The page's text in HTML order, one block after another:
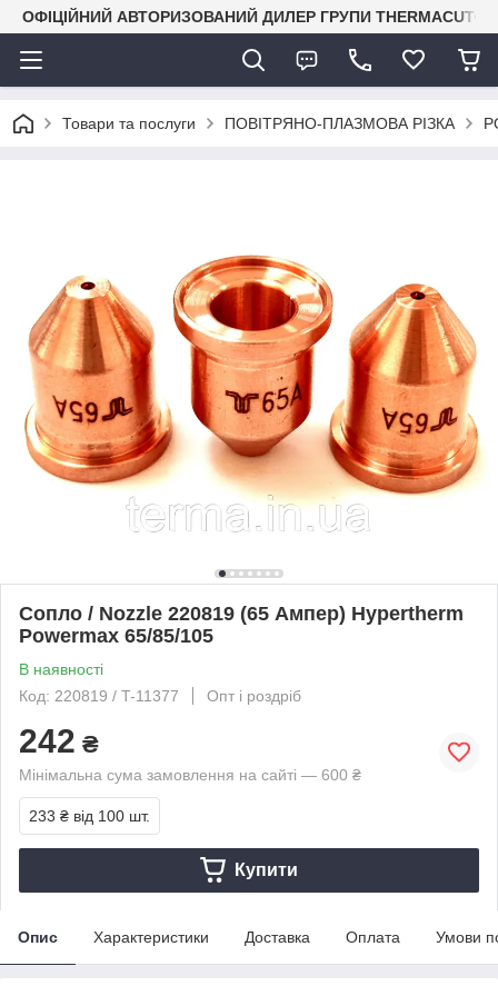
ОФІЦІЙНИЙ АВТОРИЗОВАНИЙ ДИЛЕР ГРУПИ THERMACUT® В
Товари та послуги ПОВІТРЯНО-ПЛАЗМОВА РІЗКА
Сопло / Nozzle 220819 (65 Ампер) Hypertherm
Powermax 65/85/105
В наявності
Код: 220819 / T-11377
Опт і роздріб
242 ₴
Мінімальна сума замовлення на сайті — 600 ₴
233 ₴ від 100 шт.
Купити
Опис Характеристики Доставка Оплата Умови